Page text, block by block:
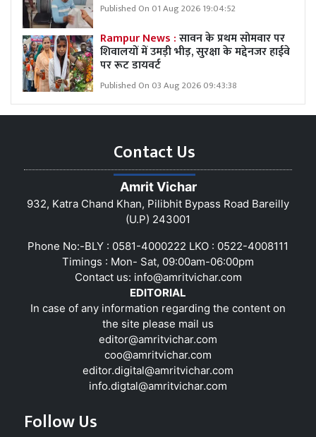
Published On 01 Aug 2026 19:04:52
Rampur News :सावन के प्रथम सोमवार पर
शिवालयों में उमड़ी भीड़, सुरक्षा के मद्देनजर हाईवे
पर रूट डायवर्ट
Published On 03 Aug 2026 09:43:38
Contact Us
Amrit Vichar
932, Katra Chand Khan, Pilibhit Bypass Road Bareilly
(U.P) 243001
Phone No:-BLY : 0581-4000222 LKO : 0522-4008111
Timings : Mon- Sat, 09:00am-06:00pm
Contact us: info@amritvichar.com
EDITORIAL
In case of any information regarding the content on
the site please mail us
editor@amritvichar.com
coo@amritvichar.com
editor.digital@amritvichar.com
info.digtal@amritvichar.com
Follow Us